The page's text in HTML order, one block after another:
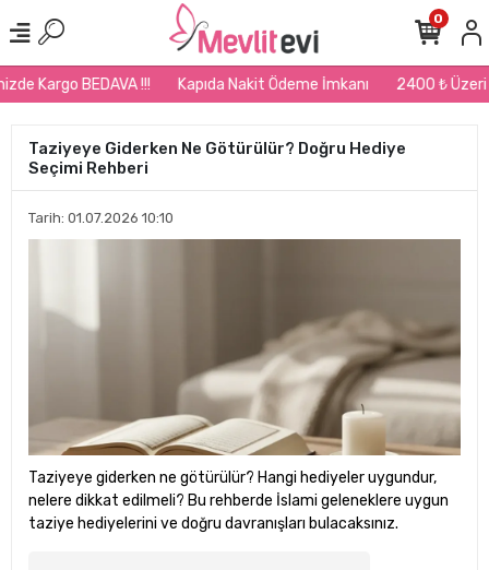
Kargo BEDAVA !!! Kapıda Nakit Ödeme İmkanı 2400 ₺ Üzeri
0
Taziyeye Giderken Ne Götürülür? Doğru Hediye
Seçimi Rehberi
Tarih: 01.07.2026 10:10
Taziyeye giderken ne götürülür? Hangi hediyeler uygundur,
nelere dikkat edilmeli? Bu rehberde İslami geleneklere uygun
taziye hediyelerini ve doğru davranışları bulacaksınız.